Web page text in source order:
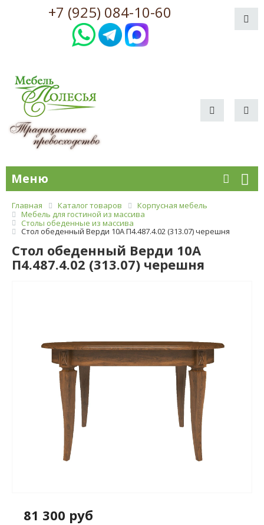
+7 (925) 084-10-60
Меню
Главная Каталог товаров
Корпусная мебель
Мебель для гостиной из массива
Столы обеденные из массива
Стол обеденный Верди 10А П4.487.4.02 (313.07) черешня
Стол обеденный Верди 10А
П4.487.4.02 (313.07) черешня
81 300 руб